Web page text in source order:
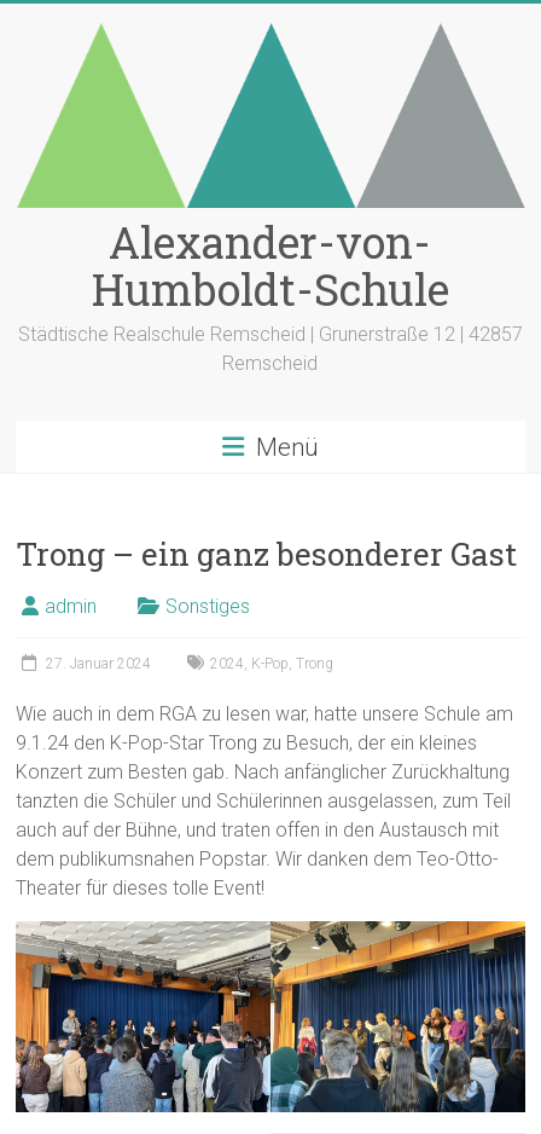
Alexander-von-
Humboldt-Schule
Städtische Realschule Remscheid | Grunerstraße 12 | 42857
Remscheid
Menü
Trong – ein ganz besonderer Gast
admin Sonstiges
27. Januar 2024 2024, K-Pop,Trong
Wie auch in dem RGA zu lesen war, hatte unsere Schule am
9.1.24 den K-Pop-Star Trong zu Besuch, der ein kleines
Konzert zum Besten gab. Nach anfänglicher Zurückhaltung
tanzten die Schüler und Schülerinnen ausgelassen, zum Teil
auch auf der Bühne, und traten offen in den Austausch mit
dem publikumsnahen Popstar. Wir danken dem Teo-Otto-
Theater für dieses tolle Event!